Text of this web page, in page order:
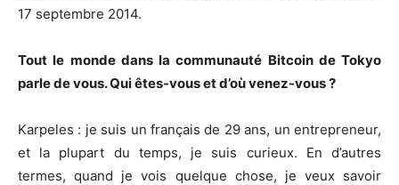
17 septembre 2014.
Tout le monde dans la communauté Bitcoin de Tokyo
parle de vous. Qui êtes-vous et d’où venez-vous ?
Karpeles : je suis un français de 29 ans, un entrepreneur,
et la plupart du temps, je suis curieux. En d’autres
termes, quand je vois quelque chose, je veux savoir